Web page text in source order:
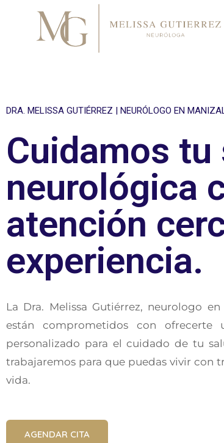
DRA. MELISSA GUTIÉRREZ | NEURÓLOGO EN
Cuidamos tu
neurológica
atención
experiencia.
La Dra. Melissa Gutiérrez, neurologo
están comprometidos con ofrecerte
personalizado para el cuidado de tu
trabajaremos para que puedas vivir con
vida.
AGENDAR CITA